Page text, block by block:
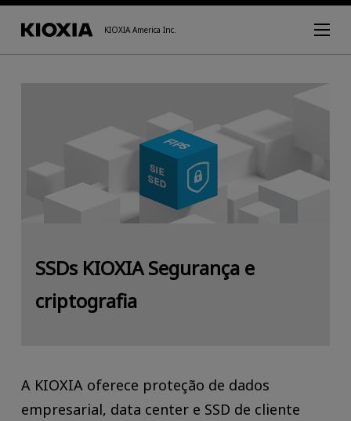
KIOXIA America Inc.
SSDs KIOXIA Segurança e
criptografia
A KIOXIA oferece proteção de dados
empresarial, data center e SSD de cliente